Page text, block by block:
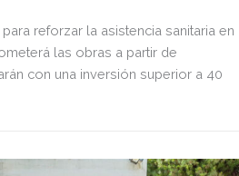
reforzar la asistencia sanitaria en
las obras a partir de
con una inversión superior a 40